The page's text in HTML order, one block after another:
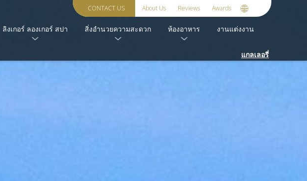
CONTACT US About Us Reviews Awards
ลิงเกอร์ ลองเกอร์ สปา สิ่งอำนวยความสะดวก ห้องอาหาร งานแต่งงาน
แกลเลอรี่